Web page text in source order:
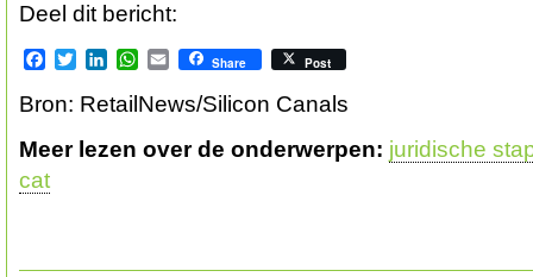
Deel dit bericht:
Facebook
TwitterLinkedInWhatsApp
EmailShare Post
Bron: RetailNews/Silicon Canals
Meer lezen over de onderwerpen: juridische
cat